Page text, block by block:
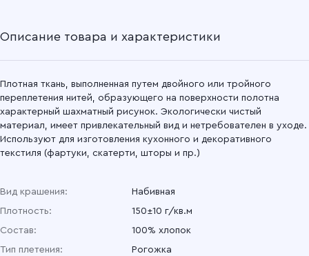
Подробнее
Описание товара и характеристики
Плотная ткань, выполненная путем двойного или тройного
переплетения нитей, образующего на поверхности полотна
характерный шахматный рисунок. Экологически чистый
материал, имеет привлекательный вид и нетребователен в уходе.
Используют для изготовления кухонного и декоративного
текстиля (фартуки, скатерти, шторы и пр.)
Вид крашения:
Набивная
Плотность:
150±10 г/кв.м
Состав:
100% хлопок
Тип плетения:
Рогожка